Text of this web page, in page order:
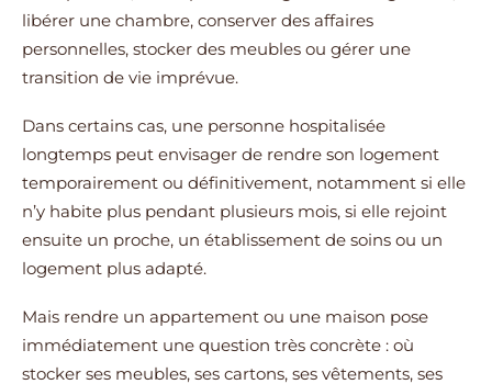
libérer une chambre, conserver des affaires
personnelles, stocker des meubles ou gérer une
transition de vie imprévue.
Dans certains cas, une personne hospitalisée
longtemps peut envisager de rendre son logement
temporairement ou définitivement, notamment si elle
n’y habite plus pendant plusieurs mois, si elle rejoint
ensuite un proche, un établissement de soins ou un
logement plus adapté.
Mais rendre un appartement ou une maison pose
immédiatement une question très concrète : où
stocker ses meubles, ses cartons, ses vêtements, ses